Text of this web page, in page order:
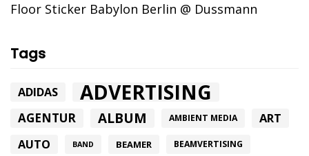
Floor Sticker Babylon Berlin @ Dussmann
Tags
ADIDAS ADVERTISING
AGENTUR ALBUM AMBIENT MEDIA ART
AUTO BAND BEAMER BEAMVERTISING